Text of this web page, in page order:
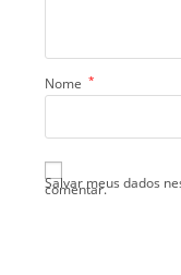
Nome *
Salvar meus dados
comentar.